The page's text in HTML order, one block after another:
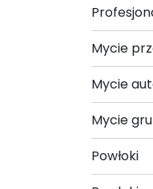
Mycie
Mycie
Mycie
Powłoki